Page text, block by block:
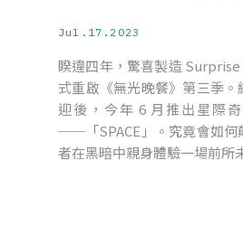
Jul.17.2023
睽違四年，驚喜製造 Surprise
式重啟《無光晚餐》第三季
迎後，今年 6 月推出星際
──「SPACE」。究竟會如何
者在黑暗中親身體驗一場前所